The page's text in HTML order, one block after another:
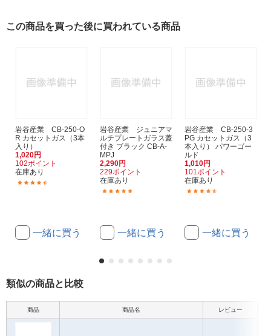
この商品を買った後に買われている商品
岩谷産業 CB-250-O
R カセットガス（3本
入り）
1,020円
102ポイント
在庫あり
一緒に買う
岩谷産業 ジュニアマ
ルチプレートガラス蓋
付き ブラック CB-A-
MPJ
2,290円
229ポイント
在庫あり
一緒に買う
岩谷産業 CB-250-3
PG カセットガス（3
本入り） パワーゴー
ルド
1,010円
101ポイント
在庫あり
一緒に買う
類似の商品と比較
商品 商品名 レビュー